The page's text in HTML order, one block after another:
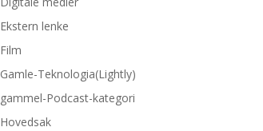
Ekstern lenke
Film
Gamle-Teknologia(Lightly)
gammel-Podcast-kategori
Hovedsak